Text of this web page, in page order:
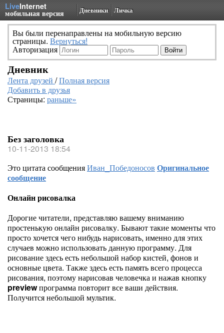
LiveInternet
мобильная версия Дневники Личка
Вы были перенаправлены на мобильную версию
страницы. Вернуться!
Авторизация
Дневник
Лента друзей /Полная версия
Добавить в друзья
Страницы: раньше»
Без заголовка
10-11-2013 18:54
Это цитата сообщенияИван_Победоносов Оригинальное
сообщение
Онлайн рисовалка
Дорогие читатели, представляю вашему вниманию
простенькую онлайн рисовалку. Бывают такие моменты что
просто хочется чего нибудь нарисовать, именно для этих
случаев можно использовать данную программу. Для
рисование здесь есть небольшой набор кистей, фонов и
основные цвета. Также здесь есть память всего процесса
рисования, поэтому нарисовав человечка и нажав кнопку
previewпрограмма повторит все ваши действия.
Получится небольшой мультик.